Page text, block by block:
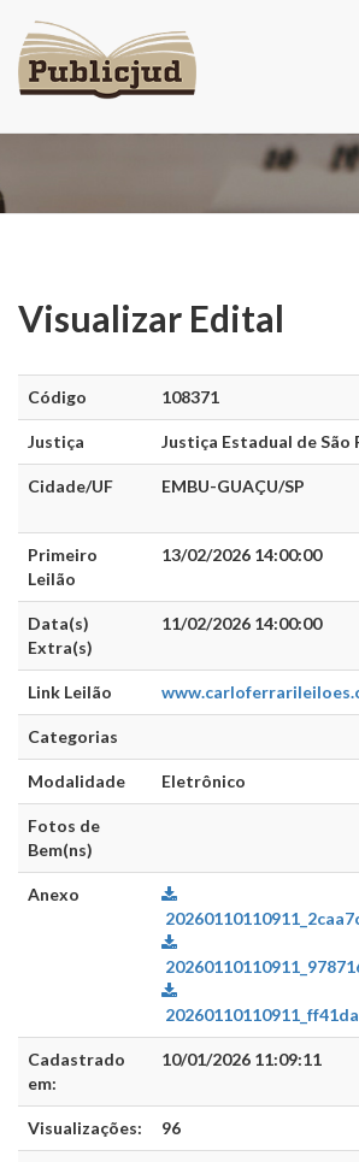
Visualizar
Visualizar Edital
Código 108371
Justiça Justiça Estadual de São
Cidade/UF EMBU-GUAÇU/SP
Primeiro
Leilão
13/02/2026 14:00:00
Data(s)
Extra(s)
11/02/2026 14:00:00
Link Leilão
Categorias
Modalidade Eletrônico
Fotos de
Bem(ns)
Anexo
Cadastrado
em:
10/01/2026 11:09:11
Visualizações: 96